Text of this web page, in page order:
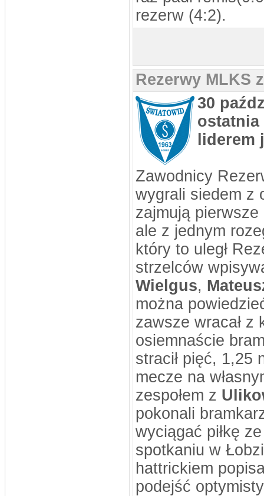
rezerw (4:2).
Rezerwy MLKS
30
liderem
Zawodnicy
wygrali siedem z
zajmują
ale z jednym
który to uległ
strzelców
Wielgus,
można
zawsze wracał z
osiemnaście
stracił pięć, 1,25
mecze na
zespołem z
pokonali
wyciągać piłkę
spotkaniu w
hattrickiem
podejść